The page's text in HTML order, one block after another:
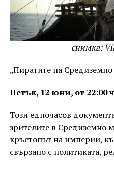
снимка:
„Пиратите на
Петък, 12 юни, от 22:00
Този едночасов
зрителите в Средиземно
кръстопът на империи,
свързано с политиката,